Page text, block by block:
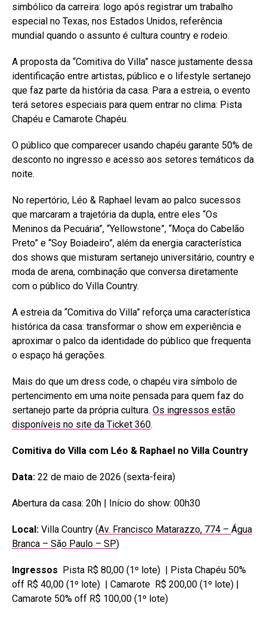
simbólico da carreira: logo após registrar um trabalho
especial no Texas, nos Estados Unidos, referência
mundial quando o assunto é cultura country e rodeio.
A proposta da “Comitiva do Villa” nasce justamente dessa
identificação entre artistas, público e o lifestyle sertanejo
que faz parte da história da casa. Para a estreia, o evento
terá setores especiais para quem entrar no clima: Pista
Chapéu e Camarote Chapéu.
O público que comparecer usando chapéu garante 50% de
desconto no ingresso e acesso aos setores temáticos da
noite.
No repertório, Léo & Raphael levam ao palco sucessos
que marcaram a trajetória da dupla, entre eles “Os
Meninos da Pecuária”, “Yellowstone”, “Moça do Cabelão
Preto” e “Soy Boiadeiro”, além da energia característica
dos shows que misturam sertanejo universitário, country e
moda de arena, combinação que conversa diretamente
com o público do Villa Country.
A estreia da “Comitiva do Villa” reforça uma característica
histórica da casa: transformar o show em experiência e
aproximar o palco da identidade do público que frequenta
o espaço há gerações.
Mais do que um dress code, o chapéu vira símbolo de
pertencimento em uma noite pensada para quem faz do
sertanejo parte da própria cultura. Os ingressos estão
disponíveis no site da Ticket 360.
Comitiva do Villa com Léo & Raphael no Villa Country
Data: 22 de maio de 2026 (sexta-feira)
Abertura da casa: 20h | Início do show: 00h30
Local: Villa Country (Av. Francisco Matarazzo, 774 – Água
Branca – São Paulo – SP)
Ingressos Pista R$ 80,00 (1º lote) | Pista Chapéu 50%
off R$ 40,00 (1º lote) | Camarote R$ 200,00 (1º lote) |
Camarote 50% off R$ 100,00 (1º lote)